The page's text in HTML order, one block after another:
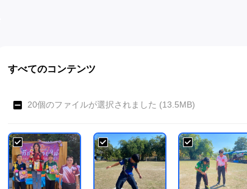
すべてのコンテンツ
20個のファイルが選択されました (13.5MB)